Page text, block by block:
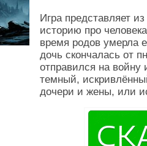
Игра представляет
историю про
время родов умерла
дочь скончалась от
отправился на войну
темный,
дочери и жены, или